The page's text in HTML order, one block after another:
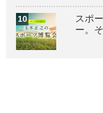
スポ
ー。